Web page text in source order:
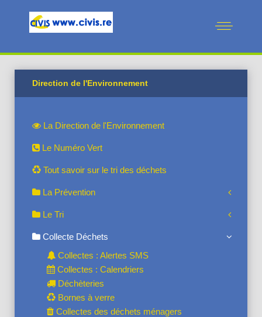
Direction de l'Environnement
La Direction de l'Environnement
Le Numéro Vert
Tout savoir sur le tri des déchets
La Prévention
Le Tri
Collecte Déchets
Collectes : Alertes SMS
Collectes : Calendriers
Déchèteries
Bornes à verre
Collectes des déchets ménagers